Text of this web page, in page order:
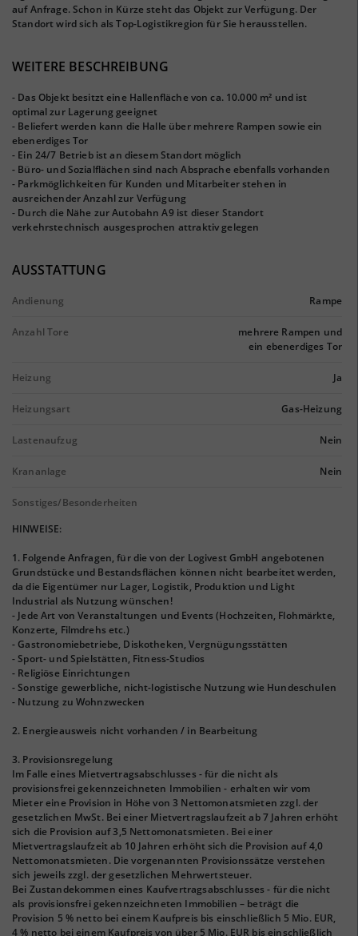
auf Anfrage. Schon in Kürze steht das Objekt zur Verfügung. Der
Standort wird sich als Top-Logistikregion für Sie herausstellen.
WEITERE BESCHREIBUNG
- Das Objekt besitzt eine Hallenfläche von ca. 10.000 m² und ist
optimal zur Lagerung geeignet
- Beliefert werden kann die Halle über mehrere Rampen sowie ein
ebenerdiges Tor
- Ein 24/7 Betrieb ist an diesem Standort möglich
- Büro- und Sozialflächen sind nach Absprache ebenfalls vorhanden
- Parkmöglichkeiten für Kunden und Mitarbeiter stehen in
ausreichender Anzahl zur Verfügung
- Durch die Nähe zur Autobahn A9 ist dieser Standort
verkehrstechnisch ausgesprochen attraktiv gelegen
AUSSTATTUNG
Andienung Rampe
Anzahl Tore
mehrere Rampen und
ein ebenerdiges Tor
Heizung Ja
Heizungsart Gas-Heizung
Lastenaufzug Nein
Krananlage Nein
Sonstiges/Besonderheiten
HINWEISE:
1. Folgende Anfragen, für die von der Logivest GmbH angebotenen
Grundstücke und Bestandsflächen können nicht bearbeitet werden,
da die Eigentümer nur Lager, Logistik, Produktion und Light
Industrial als Nutzung wünschen!
- Jede Art von Veranstaltungen und Events (Hochzeiten, Flohmärkte,
Konzerte, Filmdrehs etc.)
- Gastronomiebetriebe, Diskotheken, Vergnügungsstätten
- Sport- und Spielstätten, Fitness-Studios
- Religiöse Einrichtungen
- Sonstige gewerbliche, nicht-logistische Nutzung wie Hundeschulen
- Nutzung zu Wohnzwecken
2. Energieausweis nicht vorhanden / in Bearbeitung
3. Provisionsregelung
Im Falle eines Mietvertragsabschlusses - für die nicht als
provisionsfrei gekennzeichneten Immobilien - erhalten wir vom
Mieter eine Provision in Höhe von 3 Nettomonatsmieten zzgl. der
gesetzlichen MwSt. Bei einer Mietvertragslaufzeit ab 7 Jahren erhöht
sich die Provision auf 3,5 Nettomonatsmieten. Bei einer
Mietvertragslaufzeit ab 10 Jahren erhöht sich die Provision auf 4,0
Nettomonatsmieten. Die vorgenannten Provisionssätze verstehen
sich jeweils zzgl. der gesetzlichen Mehrwertsteuer.
Bei Zustandekommen eines Kaufvertragsabschlusses - für die nicht
als provisionsfrei gekennzeichneten Immobilien – beträgt die
Provision 5 % netto bei einem Kaufpreis bis einschließlich 5 Mio. EUR,
4 % netto bei einem Kaufpreis von über 5 Mio. EUR bis einschließlich